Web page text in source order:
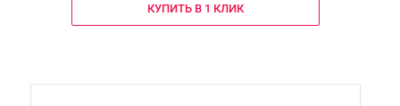
КУПИТЬ В 1 КЛИК